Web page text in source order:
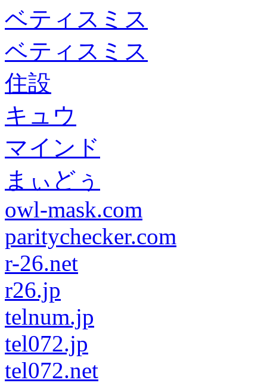
ベティスミス
ベティスミス
住設
キュウ
マインド
まぃどぅ
owl-mask.com
paritychecker.com
r-26.net
r26.jp
telnum.jp
tel072.jp
tel072.net